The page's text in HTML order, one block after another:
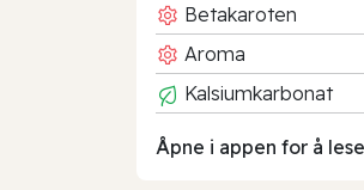
Betakaroten
Aroma
Kalsiumkarbonat
Åpne i appen for å